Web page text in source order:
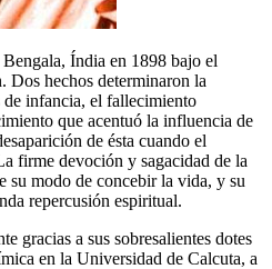
Índia en 1898 bajo el
Dos hechos determinaron la
infancia, el fallecimiento
que acentuó la influencia de
de ésta cuando el
firme devoción y sagacidad de la
su modo de concebir la vida, y su
repercusión espiritual.
gracias a sus sobresalientes dotes
en la Universidad de Calcuta, a